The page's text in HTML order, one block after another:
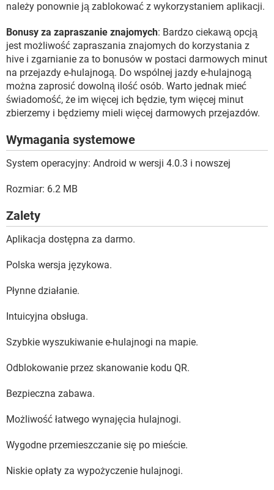
należy ponownie ją zablokować z wykorzystaniem aplikacji.
Bonusy za zapraszanie znajomych: Bardzo ciekawą opcją
jest możliwość zapraszania znajomych do korzystania z
hive i zgarnianie za to bonusów w postaci darmowych minut
na przejazdy e-hulajnogą. Do wspólnej jazdy e-hulajnogą
można zaprosić dowolną ilość osób. Warto jednak mieć
świadomość, że im więcej ich będzie, tym więcej minut
zbierzemy i będziemy mieli więcej darmowych przejazdów.
Wymagania systemowe
System operacyjny: Android w wersji 4.0.3 i nowszej
Rozmiar: 6.2 MB
Zalety
Aplikacja dostępna za darmo.
Polska wersja językowa.
Płynne działanie.
Intuicyjna obsługa.
Szybkie wyszukiwanie e-hulajnogi na mapie.
Odblokowanie przez skanowanie kodu QR.
Bezpieczna zabawa.
Możliwość łatwego wynajęcia hulajnogi.
Wygodne przemieszczanie się po mieście.
Niskie opłaty za wypożyczenie hulajnogi.